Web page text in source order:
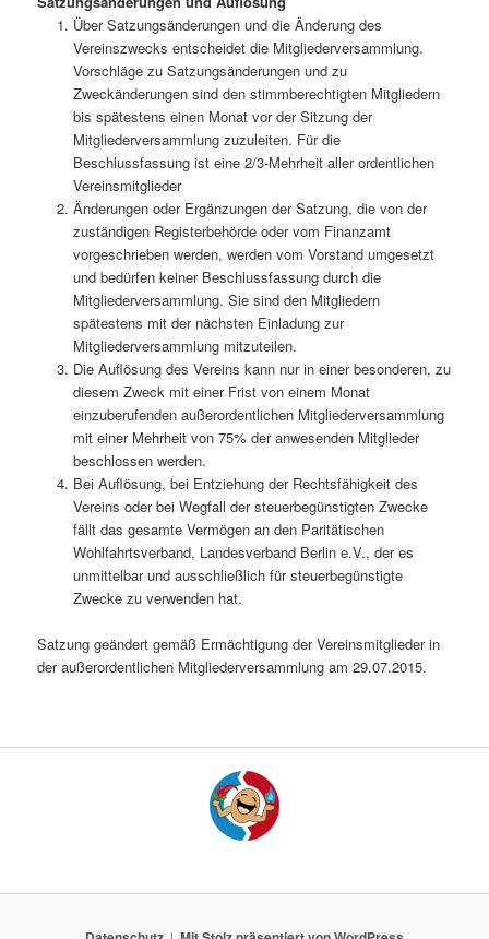
Über Satzungsänderungen und die Änderung des
Vereinszwecks entscheidet die Mitgliederversammlung.
Vorschläge zu Satzungsänderungen und zu
Zweckänderungen sind den stimmberechtigten Mitgliedern
bis spätestens einen Monat vor der Sitzung der
Mitgliederversammlung zuzuleiten. Für die
Beschlussfassung ist eine 2/3-Mehrheit aller ordentlichen
Vereinsmitglieder
Änderungen oder Ergänzungen der Satzung, die von der
zuständigen Registerbehörde oder vom Finanzamt
vorgeschrieben werden, werden vom Vorstand umgesetzt
und bedürfen keiner Beschlussfassung durch die
Mitgliederversammlung. Sie sind den Mitgliedern
spätestens mit der nächsten Einladung zur
Mitgliederversammlung mitzuteilen.
Die Auflösung des Vereins kann nur in einer besonderen, zu
diesem Zweck mit einer Frist von einem Monat
einzuberufenden außerordentlichen Mitgliederversammlung
mit einer Mehrheit von 75% der anwesenden Mitglieder
beschlossen werden.
Bei Auflösung, bei Entziehung der Rechtsfähigkeit des
Vereins oder bei Wegfall der steuerbegünstigten Zwecke
fällt das gesamte Vermögen an den Paritätischen
Wohlfahrtsverband, Landesverband Berlin e.V., der es
unmittelbar und ausschließlich für steuerbegünstigte
Zwecke zu verwenden hat.
Satzung geändert gemäß Ermächtigung der Vereinsmitglieder in
der außerordentlichen Mitgliederversammlung am 29.07.2015.